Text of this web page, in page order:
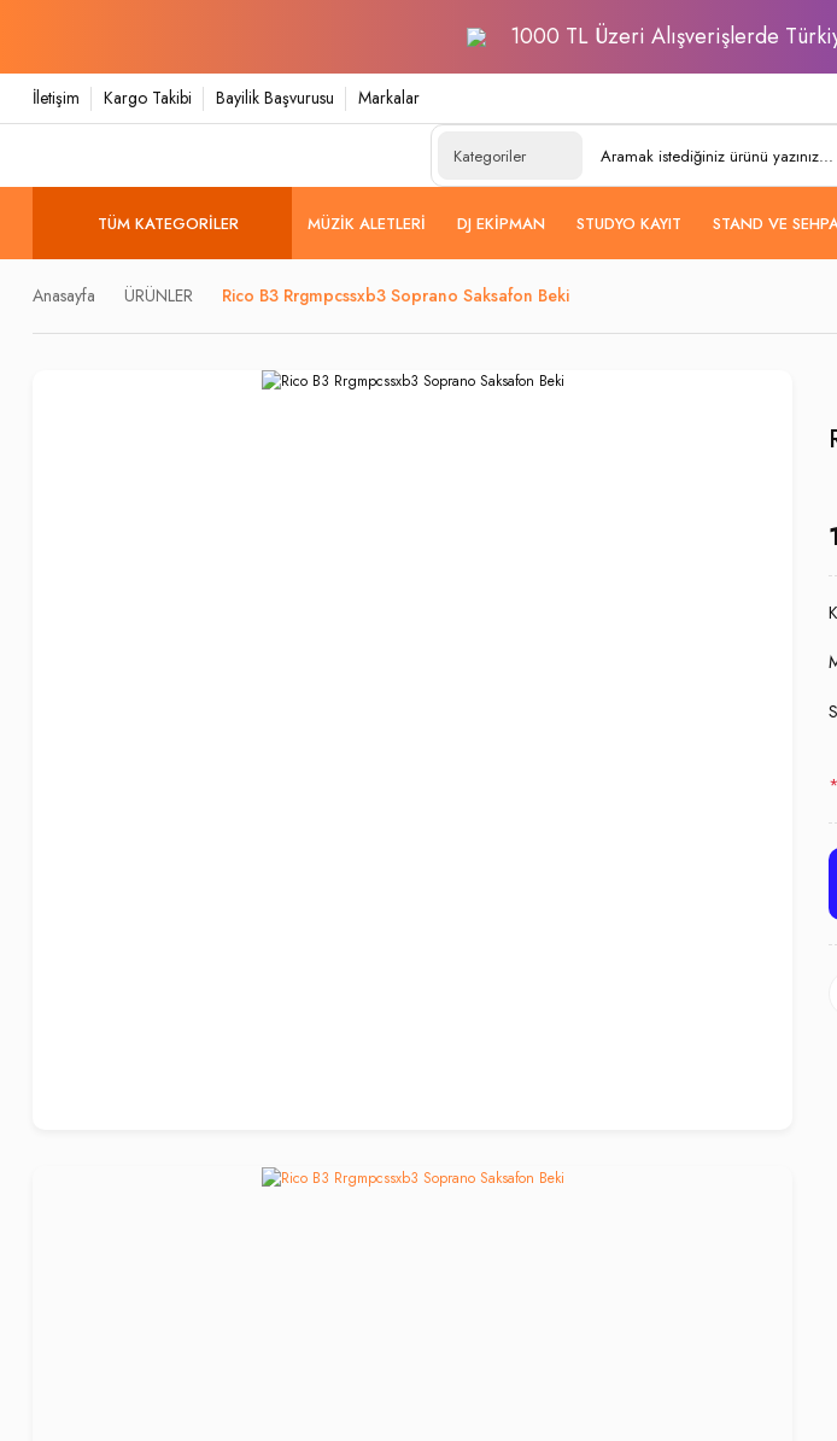
1000 TL Üzeri Alışverişlerde
İletişim Kargo Takibi Bayilik Başvurusu Markalar
TÜM KATEGORILER MÜZIK ALETLERI DJ EKIPMAN STUDYO KAYIT STAND VE
Anasayfa ÜRÜNLER Rico B3 Rrgmpcssxb3 Soprano Saksafon Beki